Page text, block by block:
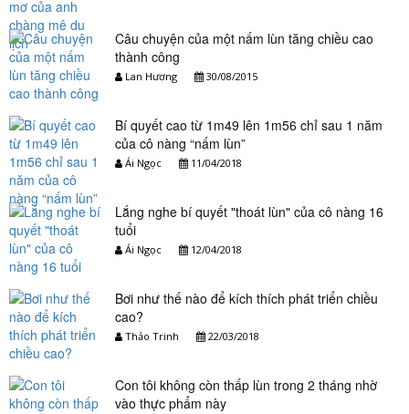
Câu chuyện của một nấm lùn tăng chiều cao
thành công
Lan Hương 30/08/2015
Bí quyết cao từ 1m49 lên 1m56 chỉ sau 1 năm
của cô nàng “nấm lùn”
Ái Ngọc 11/04/2018
Lắng nghe bí quyết "thoát lùn" của cô nàng 16
tuổi
Ái Ngọc 12/04/2018
Bơi như thế nào để kích thích phát triển chiều
cao?
Thảo Trinh 22/03/2018
Con tôi không còn thấp lùn trong 2 tháng nhờ
vào thực phẩm này